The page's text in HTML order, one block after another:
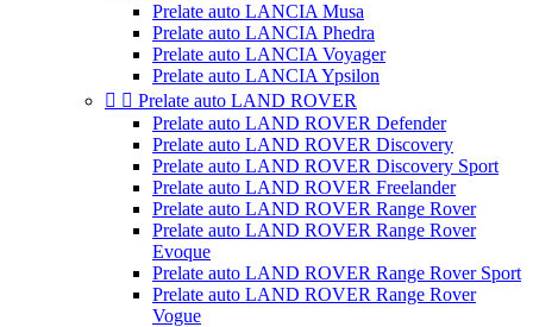
Prelate auto LANCIA Musa
Prelate auto LANCIA Phedra
Prelate auto LANCIA Voyager
Prelate auto LANCIA Ypsilon
  Prelate auto LAND ROVER
Prelate auto LAND ROVER Defender
Prelate auto LAND ROVER Discovery
Prelate auto LAND ROVER Discovery Sport
Prelate auto LAND ROVER Freelander
Prelate auto LAND ROVER Range Rover
Prelate auto LAND ROVER Range Rover
Evoque
Prelate auto LAND ROVER Range Rover Sport
Prelate auto LAND ROVER Range Rover
Vogue